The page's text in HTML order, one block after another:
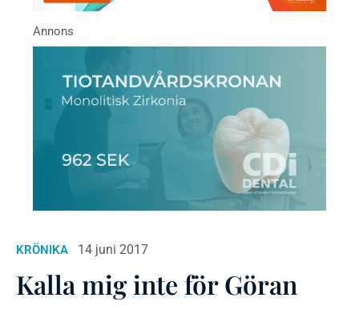
KRÖNIKA 14 juni 2017
Kalla mig inte för Göran